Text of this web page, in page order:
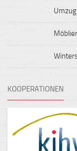
KOOPERATIONEN